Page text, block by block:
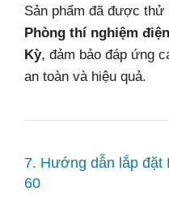
Sản phẩm đã được
Phòng thí nghiệm
Kỳ, đảm bảo đáp ứng
an toàn và hiệu quả.
7. Hướng dẫn lắp đặt
60